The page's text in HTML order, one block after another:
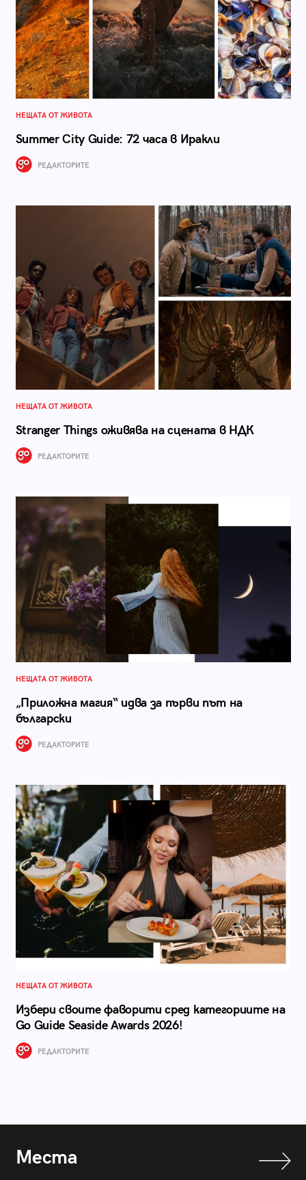
НЕЩАТА ОТ ЖИВОТА
Summer City Guide: 72 часа в Иракли
РЕДАКТОРИТЕ
НЕЩАТА ОТ ЖИВОТА
Stranger Things оживява на сцената в НДК
РЕДАКТОРИТЕ
НЕЩАТА ОТ ЖИВОТА
„Приложна магия“ идва за първи път на
български
РЕДАКТОРИТЕ
НЕЩАТА ОТ ЖИВОТА
Избери своите фаворити сред категориите на
Go Guide Seaside Awards 2026!
РЕДАКТОРИТЕ
Места